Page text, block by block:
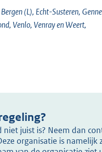
(L), Echt-Susteren,
Venlo, Venray en Weert,
juist is? Neem dan
organisatie is